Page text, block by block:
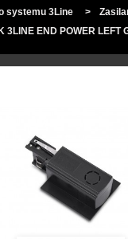
systemu 3Line
>
END POWER LEFT